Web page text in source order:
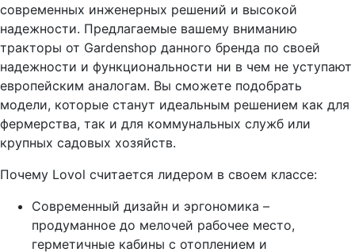
современных инженерных решений и высокой
надежности. Предлагаемые вашему вниманию
тракторы от Gardenshop данного бренда по своей
надежности и функциональности ни в чем не уступают
европейским аналогам. Вы сможете подобрать
модели, которые станут идеальным решением как для
фермерства, так и для коммунальных служб или
крупных садовых хозяйств.
Почему Lovol считается лидером в своем классе:
Современный дизайн и эргономика –
продуманное до мелочей рабочее место,
герметичные кабины с отоплением и